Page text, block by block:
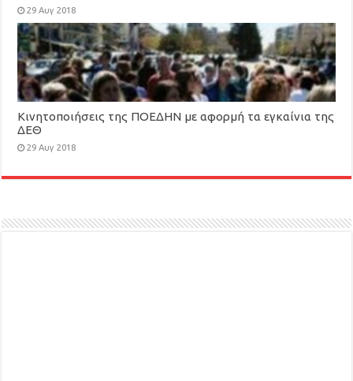
29 Αυγ 2018
Κινητοποιήσεις της ΠΟΕΔΗΝ με αφορμή τα εγκαίνια της
ΔΕΘ
29 Αυγ 2018